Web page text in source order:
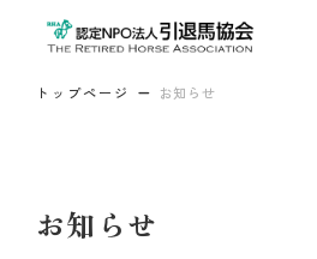
トップページ お知らせ
お知らせ